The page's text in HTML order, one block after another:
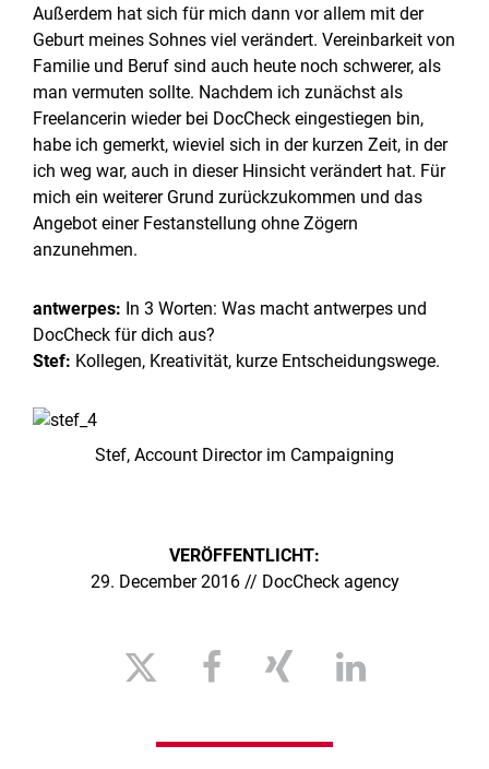
Außerdem hat sich für mich dann vor allem mit der
Geburt meines Sohnes viel verändert. Vereinbarkeit von
Familie und Beruf sind auch heute noch schwerer, als
man vermuten sollte. Nachdem ich zunächst als
Freelancerin wieder bei DocCheck eingestiegen bin,
habe ich gemerkt, wieviel sich in der kurzen Zeit, in der
ich weg war, auch in dieser Hinsicht verändert hat. Für
mich ein weiterer Grund zurückzukommen und das
Angebot einer Festanstellung ohne Zögern
anzunehmen.
antwerpes: In 3 Worten: Was macht antwerpes und
DocCheck für dich aus?
Stef: Kollegen, Kreativität, kurze Entscheidungswege.
Stef, Account Director im Campaigning
VERÖFFENTLICHT:
29. December 2016 // DocCheck agency